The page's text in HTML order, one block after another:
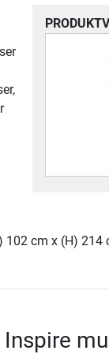
102 cm x (H) 214